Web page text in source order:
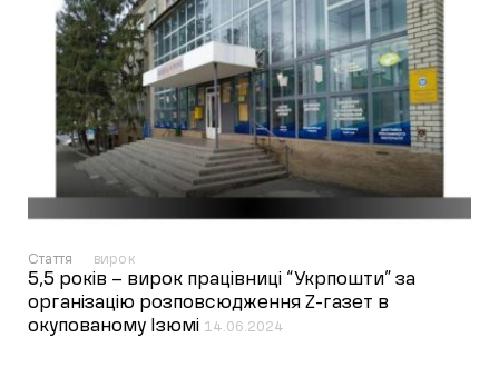
Стаття вирок
5,5 років – вирок працівниці “Укрпошти” за
організацію розповсюдження Z-газет в
окупованому Ізюмі 14.06.2024